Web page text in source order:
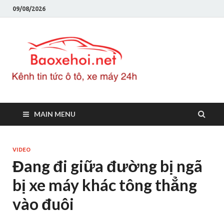
09/08/2026
MAIN MENU
VIDEO
Đang đi giữa đường bị ngã
bị xe máy khác tông thẳng
vào đuôi